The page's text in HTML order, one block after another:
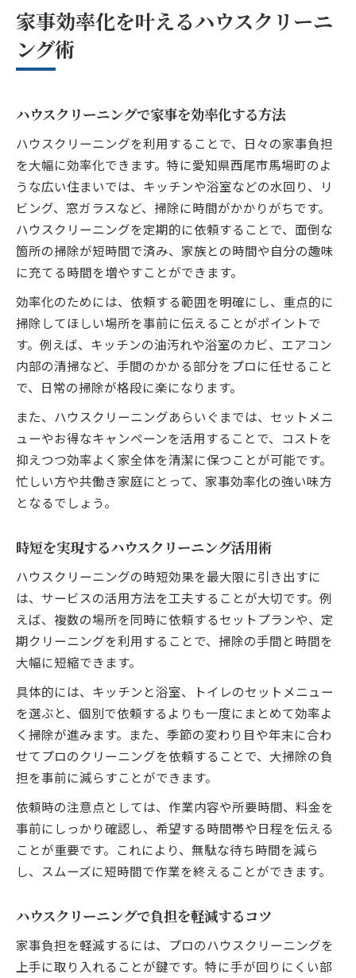
ハウスクリーニングで毎日の掃除を楽にす
る秘訣
短時間で終わる家の清掃方法とコツ
効率重視のハウスクリーニング手順とは
ハウスクリーニングで素早く仕上げるポイ
ント
時短ハウスクリーニングの具体的な方法
短時間で家じゅう綺麗にするハウスクリー
ニング術
時間がない方におすすめの掃除依頼法
忙しい方に最適なハウスクリーニングの頼
ハウスクリーニングを効率良く依頼するポ
イント
時間がない時のハウスクリーニング活用術
短縮化できるハウスクリーニングの選び方
ハウスクリーニング依頼時の時短テクニッ
ク
納得できるハウスクリーニングの選び方
満足度が高いハウスクリーニングの見極め
ハウスクリーニング選びで後悔しないため
の基準
自分に合ったハウスクリーニング業者の探
し方
ハウスクリーニングを選ぶ際のチェックポ
イント
料金と仕上がりで選ぶハウスクリーニング
方法
馬場町で快適生活を実現する清掃テク
ハウスクリーニングで快適生活を実現する
工夫
住まいを美しく保つハウスクリーニングの
秘訣
ハウスクリーニングで暮らしの質を高める
方法
践術
ハウスクリーニングで住環境を整えるポイ
ント
家事効率化を叶えるハウスクリーニ
ング術
ハウスクリーニングで家事を効率化する方法
ハウスクリーニングを利用することで、日々の家事負担
を大幅に効率化できます。特に愛知県西尾市馬場町のよ
うな広い住まいでは、キッチンや浴室などの水回り、リ
ビング、窓ガラスなど、掃除に時間がかかりがちです。
ハウスクリーニングを定期的に依頼することで、面倒な
箇所の掃除が短時間で済み、家族との時間や自分の趣味
に充てる時間を増やすことができます。
効率化のためには、依頼する範囲を明確にし、重点的に
掃除してほしい場所を事前に伝えることがポイントで
す。例えば、キッチンの油汚れや浴室のカビ、エアコン
内部の清掃など、手間のかかる部分をプロに任せること
で、日常の掃除が格段に楽になります。
また、ハウスクリーニングあらいぐまでは、セットメニ
ューやお得なキャンペーンを活用することで、コストを
抑えつつ効率よく家全体を清潔に保つことが可能です。
忙しい方や共働き家庭にとって、家事効率化の強い味方
となるでしょう。
時短を実現するハウスクリーニング活用術
ハウスクリーニングの時短効果を最大限に引き出すに
は、サービスの活用方法を工夫することが大切です。例
えば、複数の場所を同時に依頼するセットプランや、定
期クリーニングを利用することで、掃除の手間と時間を
大幅に短縮できます。
具体的には、キッチンと浴室、トイレのセットメニュー
を選ぶと、個別で依頼するよりも一度にまとめて効率よ
く掃除が進みます。また、季節の変わり目や年末に合わ
せてプロのクリーニングを依頼することで、大掃除の負
担を事前に減らすことができます。
依頼時の注意点としては、作業内容や所要時間、料金を
事前にしっかり確認し、希望する時間帯や日程を伝える
ことが重要です。これにより、無駄な待ち時間を減ら
し、スムーズに短時間で作業を終えることができます。
ハウスクリーニングで負担を軽減するコツ
家事負担を軽減するには、プロのハウスクリーニングを
上手に取り入れることが鍵です。特に手が回りにくい部